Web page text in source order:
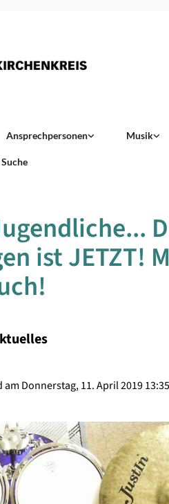
Ansprechpersonen Musik
Suche
ist JETZT!
Donnerstag, 11. April 2019 13:35